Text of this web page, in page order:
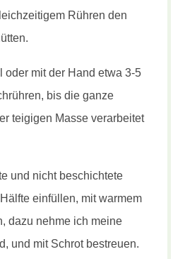
Rühren den
oder mit der Hand etwa 3-5
bis die ganze
teigigen Masse verarbeitet
und nicht beschichtete
einfüllen, mit warmem
dazu nehme ich meine
und mit Schrot bestreuen.